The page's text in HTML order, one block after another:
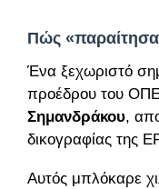
Πώς
Ένα ξεχωριστό
προέδρου του
Σημανδράκου,
δικογραφίας της
Αυτός μπλόκαρε